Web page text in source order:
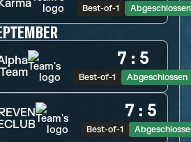
Best-of-1 Abgeschlossen
Team
7 : 5
Best-of-1 Abgeschlossen
7 : 5
Best-of-1